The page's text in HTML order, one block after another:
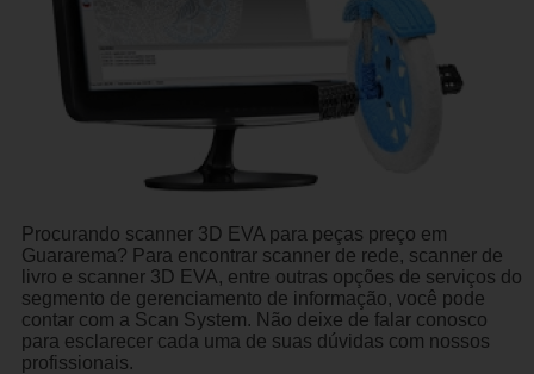
Procurando scanner 3D EVA para peças preço em
Guararema? Para encontrar scanner de rede, scanner de
livro e scanner 3D EVA, entre outras opções de serviços do
segmento de gerenciamento de informação, você pode
contar com a Scan System. Não deixe de falar conosco
para esclarecer cada uma de suas dúvidas com nossos
profissionais.